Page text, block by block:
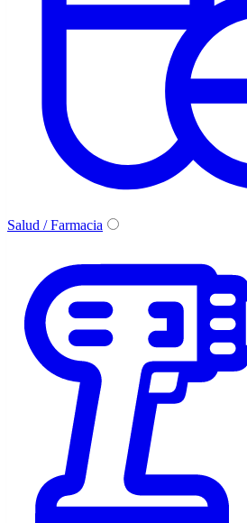
Salud / Farmacia